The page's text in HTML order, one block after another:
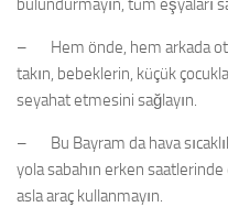
bulundurmayın, tüm eşyaları
– Hem önde, hem arkada
takın, bebeklerin, küçük
seyahat etmesini sağlayın.
– Bu Bayram da hava
yola sabahın erken
asla araç kullanmayın.